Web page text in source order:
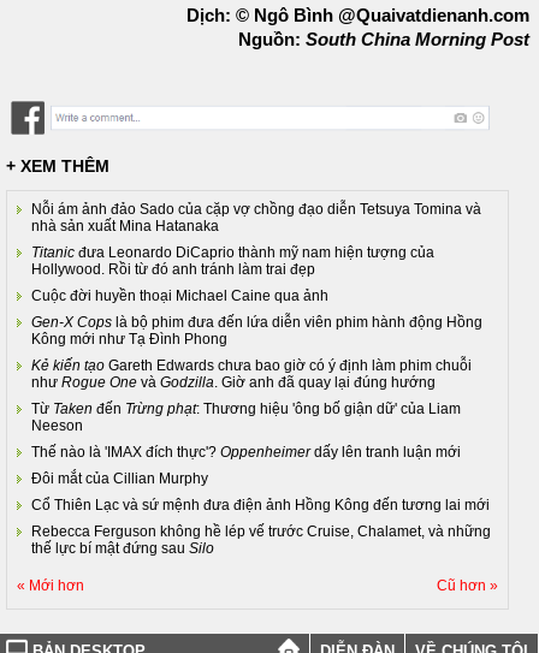
Dịch: © Ngô Bình @Quaivatdienanh.com
Nguồn: South China Morning Post
+ XEM THÊM
Nỗi ám ảnh đảo Sado của cặp vợ chồng đạo diễn Tetsuya Tomina và
nhà sản xuất Mina Hatanaka
Titanic đưa Leonardo DiCaprio thành mỹ nam hiện tượng của
Hollywood. Rồi từ đó anh tránh làm trai đẹp
Cuộc đời huyền thoại Michael Caine qua ảnh
Gen-X Cops là bộ phim đưa đến lứa diễn viên phim hành động Hồng
Kông mới như Tạ Đình Phong
Kẻ kiến tạo Gareth Edwards chưa bao giờ có ý định làm phim chuỗi
như Rogue One và Godzilla. Giờ anh đã quay lại đúng hướng
Từ Taken đến Trừng phạt: Thương hiệu 'ông bố giận dữ' của Liam
Neeson
Thế nào là 'IMAX đích thực'? Oppenheimerdấy lên tranh luận mới
Đôi mắt của Cillian Murphy
Cổ Thiên Lạc và sứ mệnh đưa điện ảnh Hồng Kông đến tương lai mới
Rebecca Ferguson không hề lép vế trước Cruise, Chalamet, và những
thế lực bí mật đứng sau Silo
« Mới hơn Cũ hơn »